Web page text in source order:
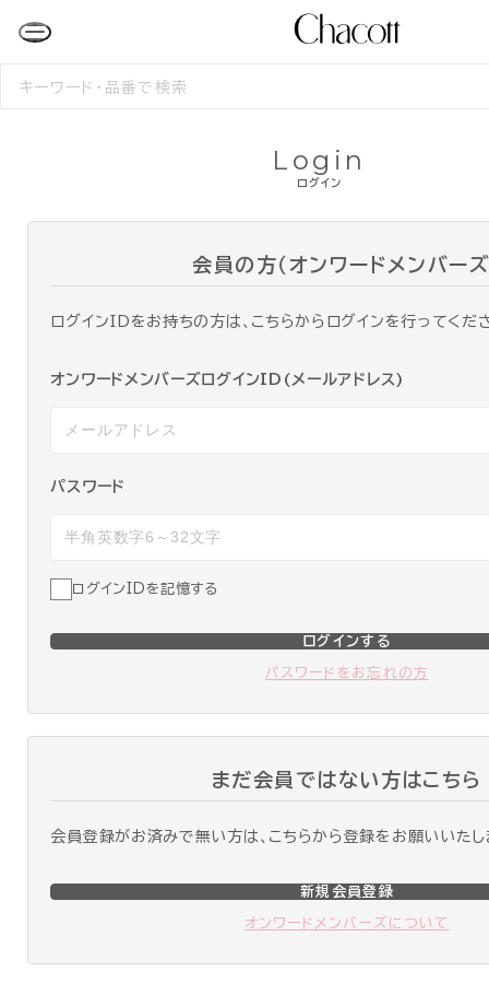
検
ログイン
Login
会員の方（オンワードメンバーズ
ログインIDをお持ちの方は、こちらからログインを行ってくだ
オンワードメンバーズログインID(メールアドレス)
パスワード
ログインIDを記憶する
ログインする
パスワードをお忘れの方
まだ会員ではない方はこちら
会員登録がお済みで無い方は、こちらから登録をお願いいたし
新規会員登録
オンワードメンバーズについて